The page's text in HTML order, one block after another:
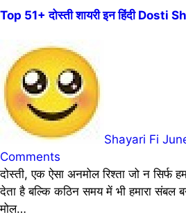
Top 51+ दोस्ती शायरी इन हिंदी Dosti
Shayari Fi
Comments
दोस्ती, एक ऐसा अनमोल रिश्ता जो न सिर्फ हमारे जीवन को खुशियों से भर
देता है बल्कि कठिन समय में भी हमारा संबल
मोल…